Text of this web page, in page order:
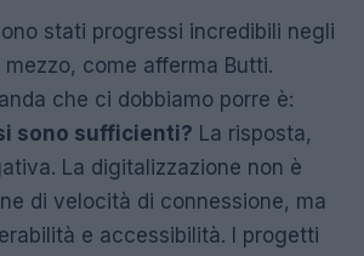
stati progressi incredibili negli
come afferma Butti.
che ci dobbiamo porre è:
sono sufficienti? La risposta,
La digitalizzazione non è
di velocità di connessione, ma
e accessibilità. I progetti